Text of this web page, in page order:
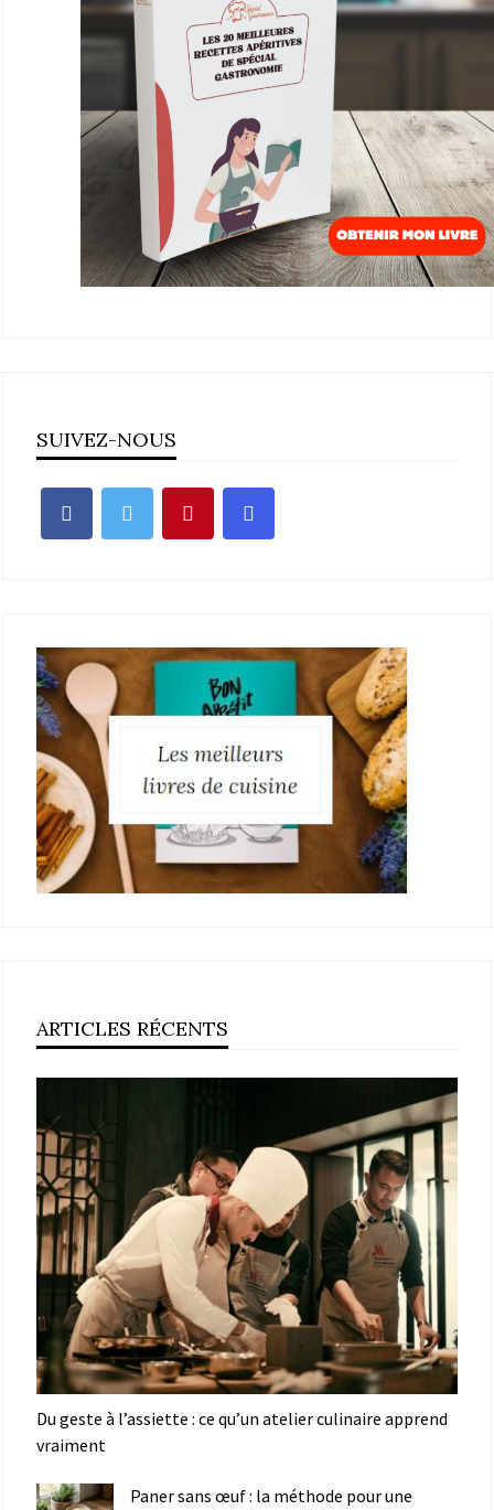
SUIVEZ-NOUS
ARTICLES RÉCENTS
Du geste à l’assiette : ce qu’un atelier culinaire apprend
vraiment
Paner sans œuf : la méthode pour une